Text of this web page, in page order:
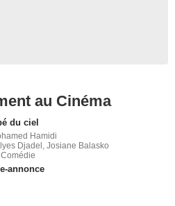
au Cinéma
du ciel
Hamidi
Djadel, Josiane Balasko
annonce